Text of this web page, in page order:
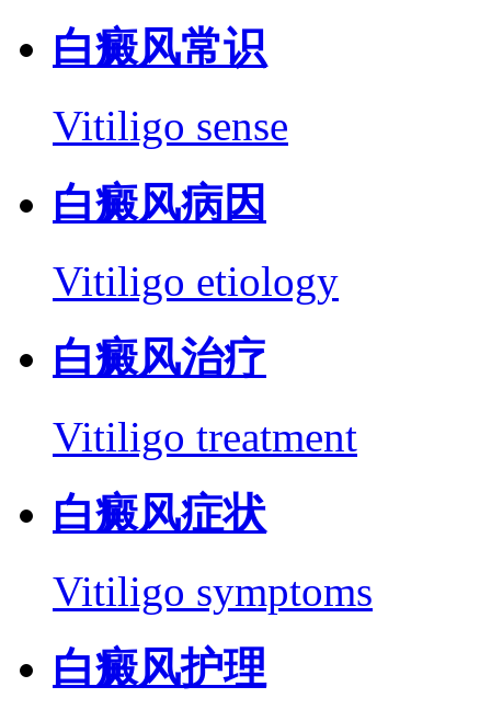
白癜风常识
Vitiligo sense
白癜风病因
Vitiligo etiology
白癜风治疗
Vitiligo treatment
白癜风症状
Vitiligo symptoms
白癜风护理